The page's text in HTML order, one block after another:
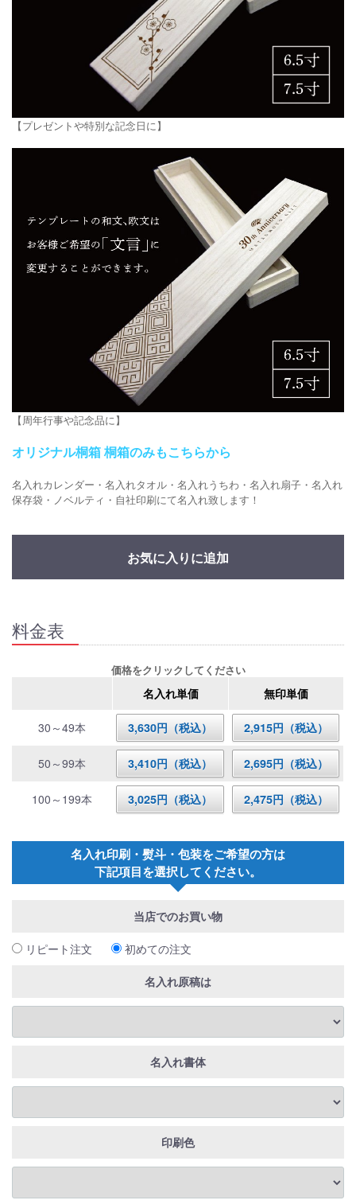
【プレゼントや特別な記念日に】
【周年行事や記念品に】
オリジナル桐箱 桐箱のみもこちらから
名入れカレンダー・名入れタオル・名入れうちわ・名入れ扇子・名入れ
保存袋・ノベルティ・自社印刷にて名入れ致します！
お気に入りに追加
料金表
価格をクリックしてください
名入れ単価 無印単価
30～49本 3,630円（税込） 2,915円（税込）
50～99本 3,410円（税込） 2,695円（税込）
100～199本 3,025円（税込） 2,475円（税込）
名入れ印刷・熨斗・包装をご希望の方は
下記項目を選択してください。
当店でのお買い物
リピート注文 初めての注文
名入れ原稿は
名入れ書体
印刷色